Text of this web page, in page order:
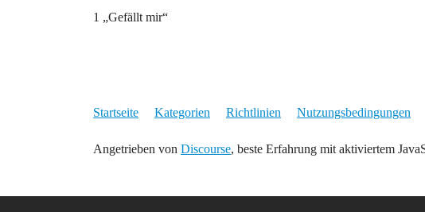
1 „Gefällt mir“
Startseite Kategorien Richtlinien Nutzungsbedingungen
Angetrieben von Discourse, beste Erfahrung mit aktiviertem